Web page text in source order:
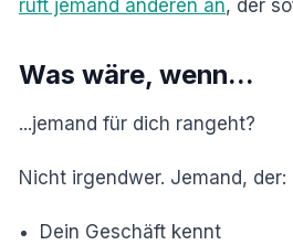
ruft jemand anderen an, der
Was wäre, wenn...
...jemand für dich rangeht?
Nicht irgendwer. Jemand, der:
Dein Geschäft kennt